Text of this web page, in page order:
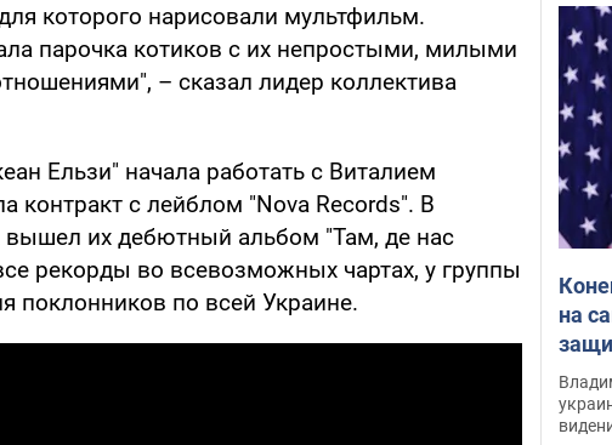
которого нарисовали мультфильм.
парочка котиков с их непростыми, милыми
– сказал лидер коллектива
Ельзи" начала работать с Виталием
контракт с лейблом "Nova Records". В
вышел их дебютный альбом "Там, де нас
рекорды во всевозможных чартах, у группы
поклонников по всей Украине.
на